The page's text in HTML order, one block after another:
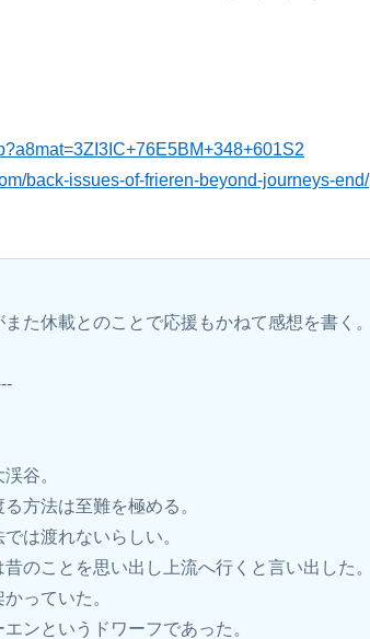
back-issues-of-frieren-beyond-journeys-end/
た休載とのことで応援もかねて感想を書く。
谷。
方法は至難を極める。
は渡れないらしい。
のことを思い出し上流へ行くと言い出した。
っていた。
ンというドワーフであった。